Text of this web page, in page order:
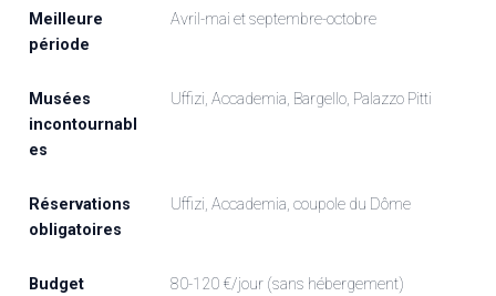
Meilleure
période
Avril-mai et septembre-octobre
Musées
incontournabl
es
Uffizi, Accademia, Bargello, Palazzo Pitti
Réservations
obligatoires
Uffizi, Accademia, coupole du Dôme
Budget
80-120 €/jour (sans hébergement)